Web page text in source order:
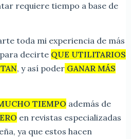
requiere tiempo a base de
toda mi experiencia de más
decirte QUE UTILITARIOS
, y así poder GANAR MÁS
TIEMPO además de
en revistas especializadas
ya que estos hacen